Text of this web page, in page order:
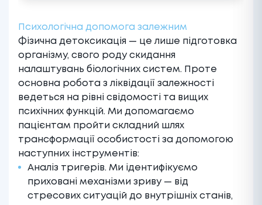
Психологічна допомога залежним
Фізична детоксикація — це лише підготовка
організму, свого роду скидання
налаштувань біологічних систем. Проте
основна робота з ліквідації залежності
ведеться на рівні свідомості та вищих
психічних функцій. Ми допомагаємо
пацієнтам пройти складний шлях
трансформації особистості за допомогою
наступних інструментів:
Аналіз тригерів. Ми ідентифікуємо
приховані механізми зриву — від
стресових ситуацій до внутрішніх станів,